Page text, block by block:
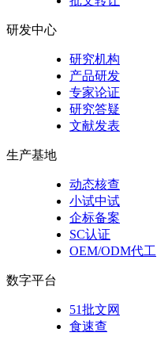
研发中心
研究机构
产品研发
专家论证
研究答疑
文献发表
生产基地
动态核查
小试中试
企标备案
SC认证
OEM/ODM代工
数字平台
51批文网
食速查